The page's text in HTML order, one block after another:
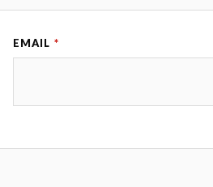
EMAIL *